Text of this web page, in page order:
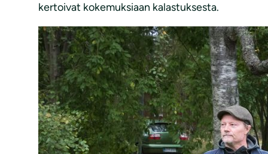
kertoivat kokemuksiaan kalastuksesta.